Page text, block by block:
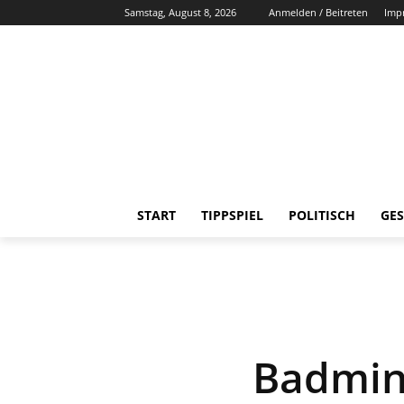
Samstag, August 8, 2026 Anmelden / Beitreten
START TIPPSPIEL POLITISCH